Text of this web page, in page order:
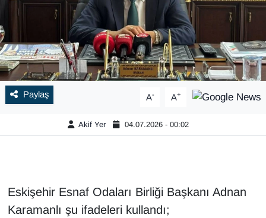
Paylaş A- A+
Akif Yer 04.07.2026 - 00:02
Eskişehir Esnaf Odaları Birliği Başkanı Adnan
Karamanlı şu ifadeleri kullandı;